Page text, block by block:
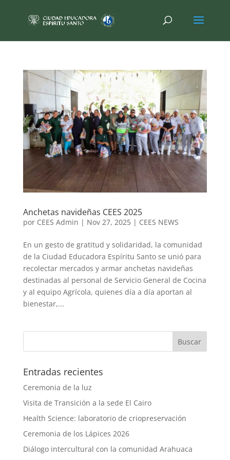
Anchetas navideñas CEES 2025
por CEES Admin | Nov 27, 2025| CEES NEWS
En un gesto de gratitud y solidaridad, la comunidad
de la Ciudad Educadora Espíritu Santo se unió para
recolectar mercados y armar anchetas navideñas
destinadas al personal de Servicio General de Cocina
y al equipo Agrícola, quienes día a día aportan al
bienestar,...
Entradas recientes
Ceremonia de la luz
Visita de Transición a la sede El Cairo
Health Science: laboratorio de criopreservación
Ceremonia de los Lápices 2026
Diálogo intercultural con la comunidad Arahuaca